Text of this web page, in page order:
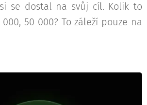
se dostal na svůj cíl. Kolik to
000, 50 000? To záleží pouze na